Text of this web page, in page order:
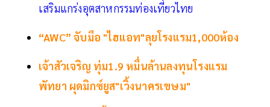
เสริมแกร่งอุตสาหกรรมท่องเที่ยวไทย
“AWC” จับมือ "ไฮแอท"ลุยโรงแรม1,000ห้อง
เจ้าสัวเจริญ ทุ่ม1.9 หมื่นล้านลงทุนโรงแรม
พัทยา ผุดมิกซ์ยูส"เวิ้งนาครเขษม"